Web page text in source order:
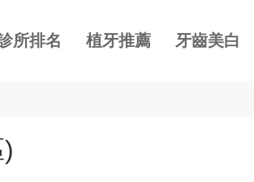
所排名 植牙推薦 牙齒美白